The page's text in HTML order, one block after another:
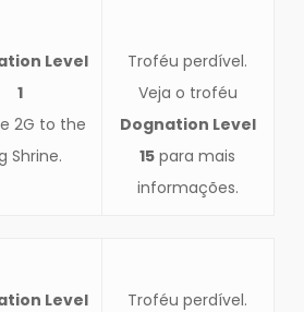
Level
1
2G to the
Shrine.
Troféu perdível.
Veja o troféu
Dognation Level
15 para mais
informações.
Level
Troféu perdível.